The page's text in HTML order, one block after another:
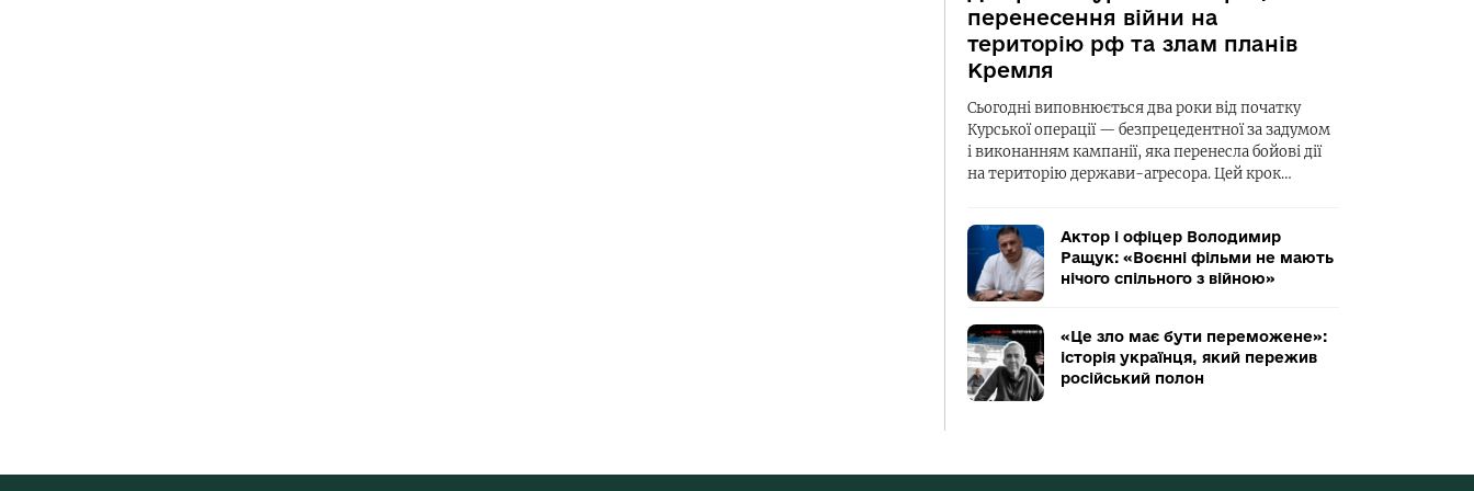
перенесення війни на
територію рф та злам планів
Кремля
Сьогодні виповнюється два роки від початку
Курської операції — безпрецедентної за задумом
і виконанням кампанії, яка перенесла бойові дії
на територію держави-агресора. Цей крок…
Актор і офіцер Володимир
Ращук: «Воєнні фільми не мають
нічого спільного з війною»
«Це зло має бути переможене»:
історія українця, який пережив
російський полон